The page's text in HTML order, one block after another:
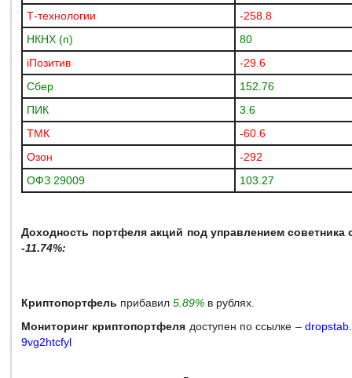
Т-технологии
-258.8
НКНХ (п)
80
iПозитив
-29.6
Сбер
152.76
ПИК
3.6
ТМК
-60.6
Озон
-292
ОФЗ 29009
103.27
Доходность портфеля акций под управлением советника
-11.74%:
Криптопортфель прибавил 5.89% в рублях.
Мониторинг криптопортфеля доступен по ссылке –
9vg2htcfyl